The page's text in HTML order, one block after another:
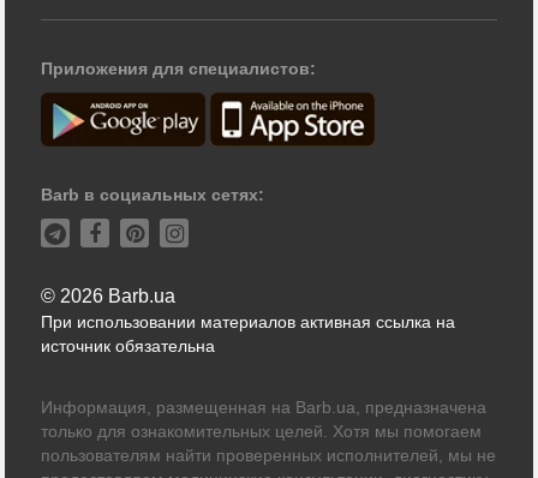
Приложения для специалистов:
Barb в социальных сетях:
© 2026 Barb.ua
При использовании материалов активная ссылка на
источник обязательна
Информация, размещенная на Barb.ua, предназначена
только для ознакомительных целей. Хотя мы помогаем
пользователям найти проверенных исполнителей, мы не